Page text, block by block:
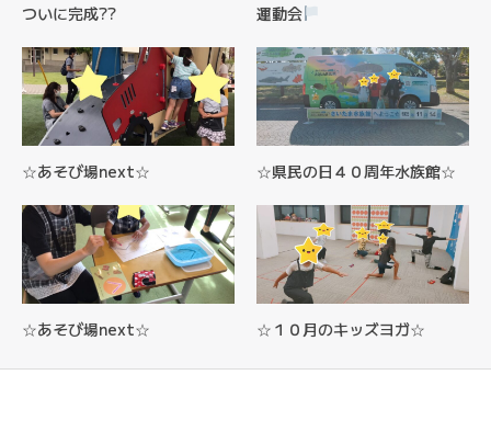
ついに完成?? 運動会
☆あそび場next☆ ☆県民の日４０周年水族館☆
☆あそび場next☆ ☆１０月のキッズヨガ☆